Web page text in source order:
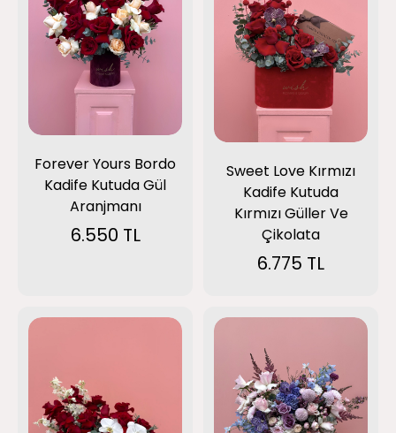
Forever Yours Bordo
Kadife Kutuda Gül
Aranjmanı
6.550 TL
Sweet Love Kırmızı
Kadife Kutuda
Kırmızı Güller Ve
Çikolata
6.775 TL